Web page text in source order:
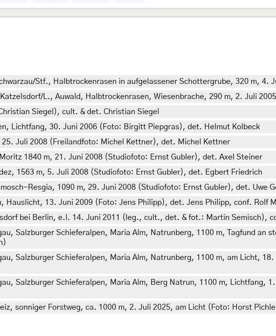
Stf., Halbtrockenrasen in aufgelassener Schottergrube, 320 m, 4.
L., Auwald, Halbtrockenrasen, Wiesenbrache, 290 m, 2. Juli
Siegel), cult. & det. Christian Siegel
Lichtfang, 30. Juni 2006 (Foto: Birgitt Piepgras), det. Helmut Kolbeck
Juli 2008 (Freilandfoto: Michel Kettner), det. Michel Kettner
1840 m, 21. Juni 2008 (Studiofoto: Ernst Gubler), det. Axel Steiner
1563 m, 5. Juli 2008 (Studiofoto: Ernst Gubler), det. Egbert Friedrich
Resgia, 1090 m, 29. Juni 2008 (Studiofoto: Ernst Gubler), det. Uwe
Hauslicht, 13. Juni 2009 (Foto: Jens Philipp), det. Jens Philipp, conf. Rolf
bei Berlin, e.l. 14. Juni 2011 (leg., cult., det. & fot.: Martin Semisch),
Salzburger Schieferalpen, Maria Alm, Natrunberg, 1100 m, Tagfund an
Salzburger Schieferalpen, Maria Alm, Natrunberg, 1100 m, am Licht,
Salzburger Schieferalpen, Maria Alm, Berg Natrun, 1100 m, Lichtfang,
sonniger Forstweg, ca. 1000 m, 2. Juli 2025, am Licht (Foto: Horst